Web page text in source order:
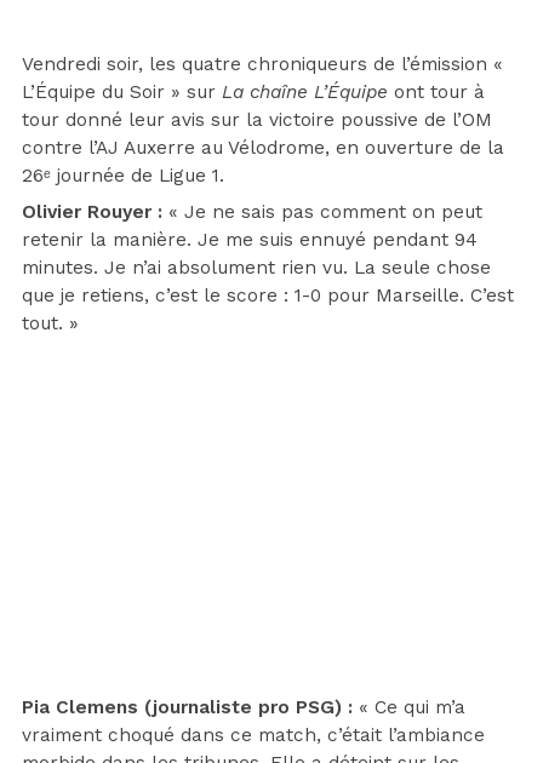
Vendredi soir, les quatre chroniqueurs de l’émission «
L’Équipe du Soir » sur La chaîne L’Équipe ont tour à
tour donné leur avis sur la victoire poussive de l’OM
contre l’AJ Auxerre au Vélodrome, en ouverture de la
26ᵉ journée de Ligue 1.
Olivier Rouyer : « Je ne sais pas comment on peut
retenir la manière. Je me suis ennuyé pendant 94
minutes. Je n’ai absolument rien vu. La seule chose
que je retiens, c’est le score : 1-0 pour Marseille. C’est
tout. »
Pia Clemens (journaliste pro PSG) : « Ce qui m’a
vraiment choqué dans ce match, c’était l’ambiance